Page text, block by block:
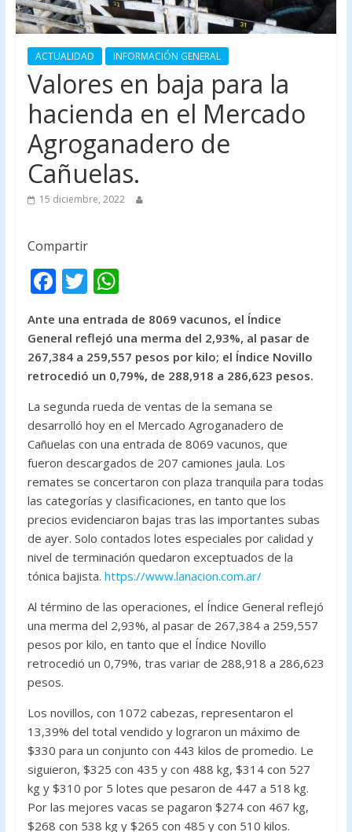
ACTUALIDAD INFORMACIÓN GENERAL
Valores en baja para la
hacienda en el Mercado
Agroganadero de
Cañuelas.
15 diciembre, 2022
Compartir
F
e
b
o
o
k
T
itt
er
W
h
at
s
A
p
p
Ante una entrada de 8069 vacunos, el Índice
General reflejó una merma del 2,93%, al pasar de
267,384 a 259,557 pesos por kilo; el Índice Novillo
retrocedió un 0,79%, de 288,918 a 286,623 pesos.
La segunda rueda de ventas de la semana se
desarrolló hoy en el Mercado Agroganadero de
Cañuelas con una entrada de 8069 vacunos, que
fueron descargados de 207 camiones jaula. Los
remates se concertaron con plaza tranquila para todas
las categorías y clasificaciones, en tanto que los
precios evidenciaron bajas tras las importantes subas
de ayer. Solo contados lotes especiales por calidad y
nivel de terminación quedaron exceptuados de la
tónica bajista. https://www.lanacion.com.ar/
Al término de las operaciones, el Índice General reflejó
una merma del 2,93%, al pasar de 267,384 a 259,557
pesos por kilo, en tanto que el Índice Novillo
retrocedió un 0,79%, tras variar de 288,918 a 286,623
pesos.
Los novillos, con 1072 cabezas, representaron el
13,39% del total vendido y lograron un máximo de
$330 para un conjunto con 443 kilos de promedio. Le
siguieron, $325 con 435 y con 488 kg, $314 con 527
kg y $310 por 5 lotes que pesaron de 447 a 518 kg.
Por las mejores vacas se pagaron $274 con 467 kg,
$268 con 538 kg y $265 con 485 y con 510 kilos.